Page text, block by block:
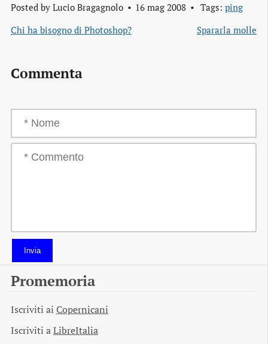
Posted by Lucio Bragagnolo 16 mag 2008 Tags: ping
Chi ha bisogno di Photoshop?
Spararla molle
Commenta
Invia
Promemoria
Iscriviti ai Copernicani
Iscriviti aLibreItalia